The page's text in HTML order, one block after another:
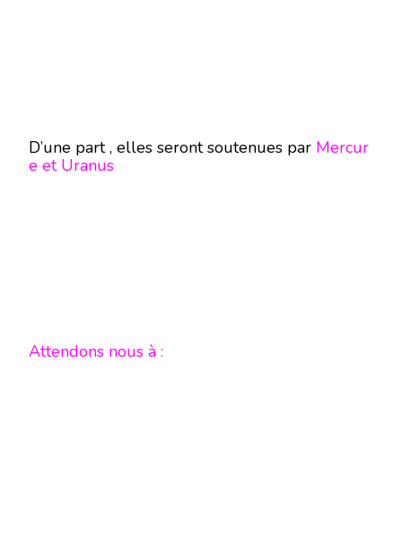
D’une part , elles seront soutenues par Mercur
e et Uranus
Attendons nous à :